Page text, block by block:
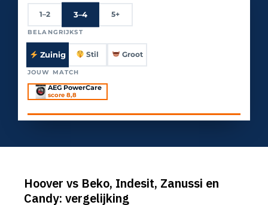
1–2 3–4 5+
BELANGRIJKST
Zuinig Stil Groot
JOUW MATCH
AEG PowerCare
score 8,8
Hoover vs Beko, Indesit, Zanussi en
Candy: vergelijking